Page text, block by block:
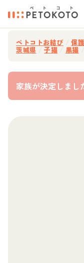
ペトコトお結び 保
茨城県 子猫 黒猫
家族が決定しまし